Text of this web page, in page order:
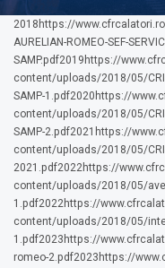
2018https://
AURELIAN-ROMEO-SEF-
SAMP.pdf2019https://
content/uploads/2018/05/
SAMP-1.pdf2020https://
content/uploads/2018/05/
SAMP-2.pdf2021https://
content/uploads/2018/05/
2021.pdf2022https://
content/uploads/2018/05/
1.pdf2022https://
content/uploads/2018/05/
1.pdf2023https://
romeo-2.pdf2023https://